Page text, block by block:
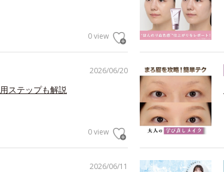
0 view
2026/06/20
ステップも解説
0 view
2026/06/11